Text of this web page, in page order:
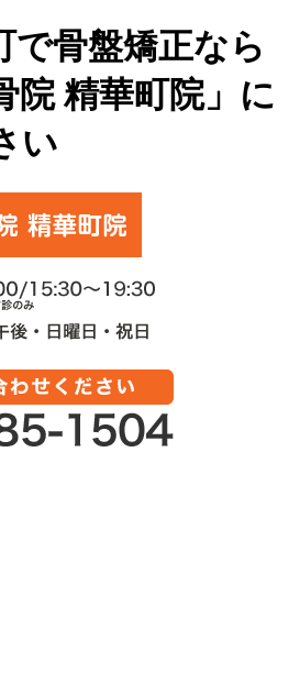
で骨盤矯正なら
院 精華町院」に
い